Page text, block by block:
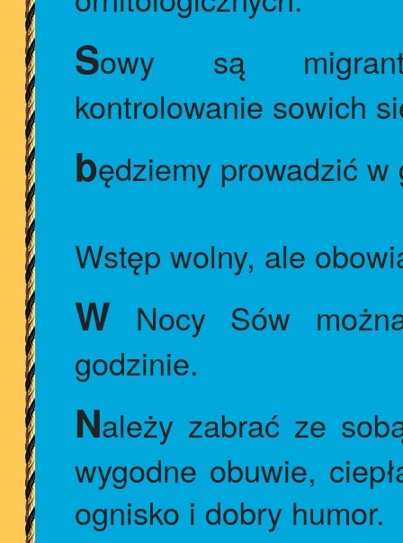
Sowy są
kontrolowanie sowich
będziemy prowadzić
Wstęp wolny, ale
W Nocy Sów
godzinie.
Należy zabrać ze
wygodne obuwie,
ognisko i dobry humor.